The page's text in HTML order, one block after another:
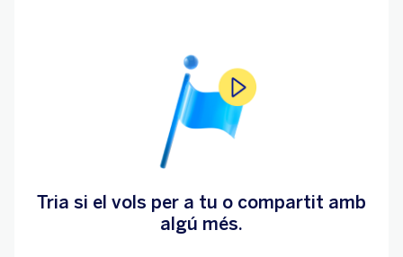
Tria si el vols per a tu o compartit amb
algú més.